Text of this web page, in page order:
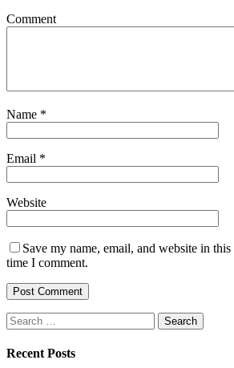
Comment
Name *
Email *
Website
Save my name, email, and website in
time I comment.
Search
for:
Recent Posts